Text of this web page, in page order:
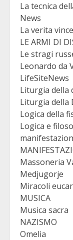
La tecnica
News
La verita
LE ARMI DI
Le stragi
Leonardo da
LifeSiteNews
Liturgia della
Liturgia della
Logica della
Logica e
Massoneria
Medjugorje
Miracoli
MUSICA
Musica sacra
NAZISMO
Omelia